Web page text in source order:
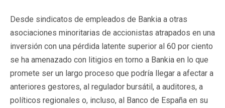
Desde sindicatos de empleados de Bankia a otras
asociaciones minoritarias de accionistas atrapados en una
inversión con una pérdida latente superior al 60 por ciento
se ha amenazado con litigios en torno a Bankia en lo que
promete ser un largo proceso que podría llegar a afectar a
anteriores gestores, al regulador bursátil, a auditores, a
políticos regionales o, incluso, al Banco de España en su